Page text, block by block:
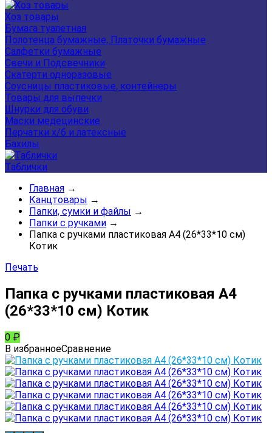
Хоз товары
Бумага туалетная
Полотенца бумажные, Платочки бумажные
Салфетки бумажные
Свечи и Подсвечники
Скатерти одноразовые
Соусницы пластиковые, контейнеры
Товары для выпечки
Шнурки для обуви
Маски медецинские
Перчатки х/б и латексные
Бахилы
Таблички
Главная →
Канцтовары →
Папки, сумки и файлы →
Папки с ручками →
Папка с ручками пластиковая А4 (26*33*10 см)
Котик
Печать
Папка с ручками пластиковая А4
(26*33*10 см) Котик
0 ₽
В избранноеСравнение